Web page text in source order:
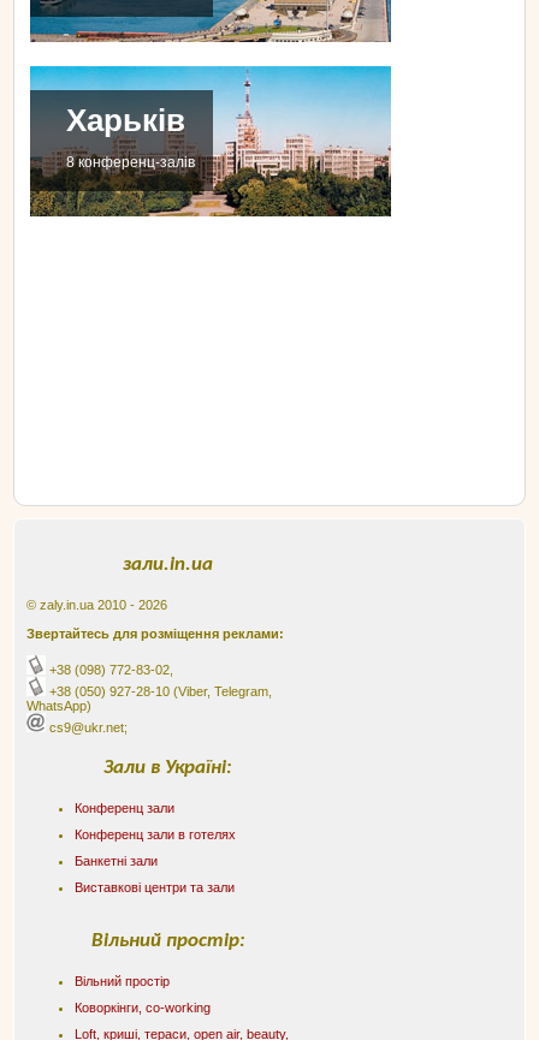
Харьків
8 конференц-залів
зали.in.ua
© zaly.in.ua 2010 - 2026
Звертайтесь для розміщення реклами:
+38 (098) 772-83-02
+38 (050) 927-28-10 (Viber, Telegram,
WhatsApp)
cs9@ukr.net;
Зали в Україні:
Конференц зали
Конференц зали в готелях
Банкетні зали
Виставкові центри та зали
Вільний простір:
Вільний простір
Коворкінги, co-working
Loft, криші, тераси, оpen air, beauty,